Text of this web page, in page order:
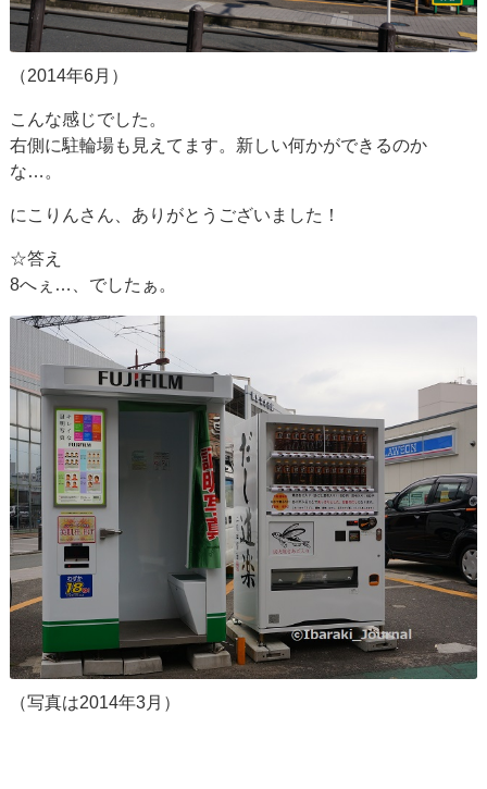
（2014年6月）
こんな感じでした。
右側に駐輪場も見えてます。新しい何かができるのか
な…。
にこりんさん、ありがとうございました！
☆答え
8へぇ…、でしたぁ。
（写真は2014年3月）